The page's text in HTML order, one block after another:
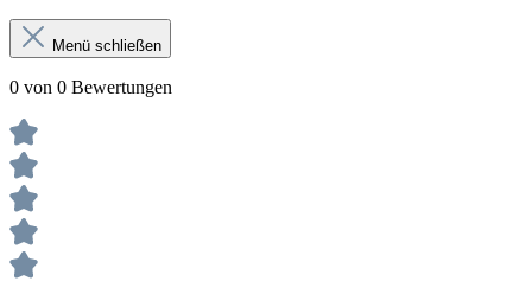
Menü schließen
0 von 0 Bewertungen